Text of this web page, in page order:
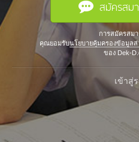
สมัครสม
การสมัครสม
คุณยอมรับนโยบายคุ้มครองข้อมูล
ของ Dek-
เข้าสู่